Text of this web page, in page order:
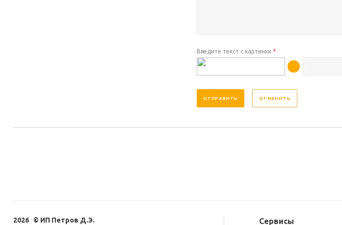
Введите текст с картинки *
ОТМЕНИТЬ
2026 © ИП Петров Д.Э. Сервисы